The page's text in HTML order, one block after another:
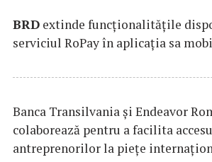
BRD extinde funcţionalităţile
serviciul RoPay în aplicaţia sa
Banca Transilvania şi Endeavor
colaborează pentru a facilita
antreprenorilor la pieţe